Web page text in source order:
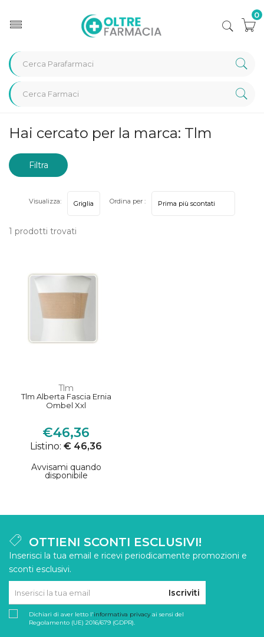
0
Home Marche parafarmaci Tlm
Hai cercato per la marca: Tlm
Filtra
1 prodotti trovati
Visualizza: Ordina per :
Tlm
Tlm Alberta Fascia Ernia
Ombel Xxl
€46,36
Listino: € 46,36
Avvisami quando
disponibile
OTTIENI SCONTI ESCLUSIVI!
Inserisci la tua email e ricevi periodicamente promozioni e
sconti esclusivi.
Iscriviti
Dichiari di aver letto l'informativa privacyai sensi del
Regolamento (UE) 2016/679 (GDPR).